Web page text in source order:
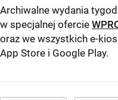
Archiwalne wydania
w specjalnej ofercie
oraz we wszystkich e-
App Store i Google Play.